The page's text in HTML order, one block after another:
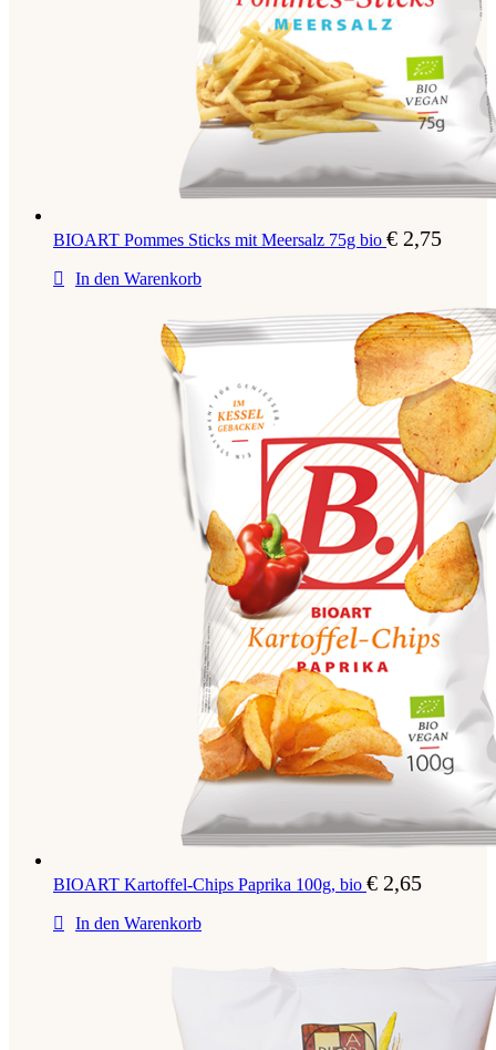
BIOART Pommes Sticks mit Meersalz 75g bio € 2,75
In den Warenkorb
BIOART Kartoffel-Chips Paprika 100g, bio € 2,65
In den Warenkorb